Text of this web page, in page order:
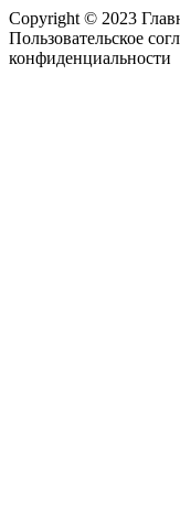
Copyright © 2023
Пользовательское
конфиденциальности